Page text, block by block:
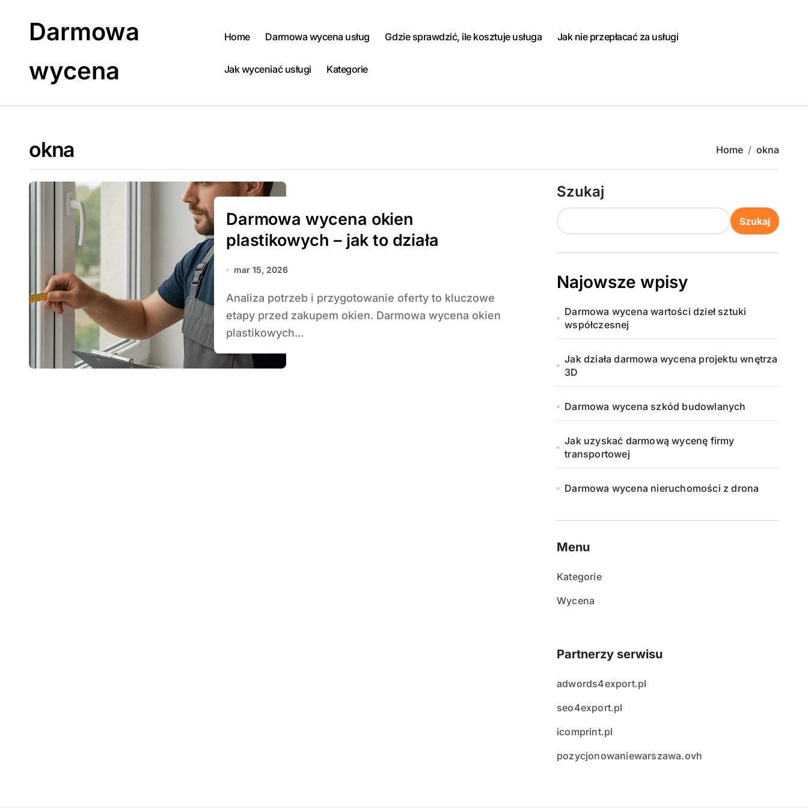
Darmowa
wycena
Home Darmowa wycena usług Gdzie sprawdzić, ile kosztuje usługa Jak nie przepłacać za usługi
Jak wyceniać usługi Kategorie
okna Home okna
Darmowa wycena okien
plastikowych – jak to działa
mar 15, 2026
Analiza potrzeb i przygotowanie oferty to kluczowe
etapy przed zakupem okien. Darmowa wycena okien
plastikowych...
Szukaj
Szukaj
Najowsze wpisy
Darmowa wycena wartości dzieł sztuki
współczesnej
Jak działa darmowa wycena projektu wnętrza
3D
Darmowa wycena szkód budowlanych
Jak uzyskać darmową wycenę firmy
transportowej
Darmowa wycena nieruchomości z drona
Menu
Kategorie
Wycena
Partnerzy serwisu
adwords4export.pl
seo4export.pl
icomprint.pl
pozycjonowaniewarszawa.ovh